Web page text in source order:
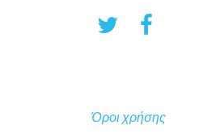
Όροι χρήσης